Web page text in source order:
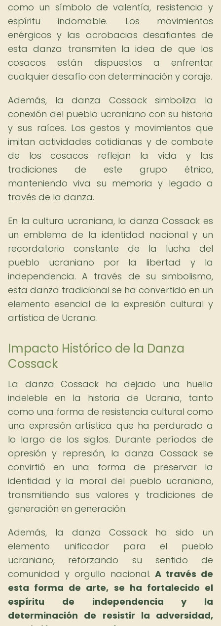
como un símbolo de valentía, resistencia y
espíritu indomable. Los movimientos
enérgicos y las acrobacias desafiantes de
esta danza transmiten la idea de que los
cosacos están dispuestos a enfrentar
cualquier desafío con determinación y coraje.
Además, la danza Cossack simboliza la
conexión del pueblo ucraniano con su historia
y sus raíces. Los gestos y movimientos que
imitan actividades cotidianas y de combate
de los cosacos reflejan la vida y las
tradiciones de este grupo étnico,
manteniendo viva su memoria y legado a
través de la danza.
En la cultura ucraniana, la danza Cossack es
un emblema de la identidad nacional y un
recordatorio constante de la lucha del
pueblo ucraniano por la libertad y la
independencia. A través de su simbolismo,
esta danza tradicional se ha convertido en un
elemento esencial de la expresión cultural y
artística de Ucrania.
Impacto Histórico de la Danza
Cossack
La danza Cossack ha dejado una huella
indeleble en la historia de Ucrania, tanto
como una forma de resistencia cultural como
una expresión artística que ha perdurado a
lo largo de los siglos. Durante períodos de
opresión y represión, la danza Cossack se
convirtió en una forma de preservar la
identidad y la moral del pueblo ucraniano,
transmitiendo sus valores y tradiciones de
generación en generación.
Además, la danza Cossack ha sido un
elemento unificador para el pueblo
ucraniano, reforzando su sentido de
comunidad y orgullo nacional.A través de
esta forma de arte, se ha fortalecido el
espíritu de independencia y la
determinación de resistir la adversidad,